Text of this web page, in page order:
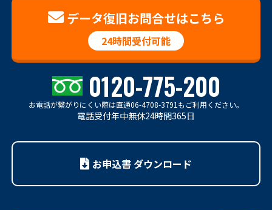
データ復旧お問合せはこちら
24時間受付可能
0120-775-200
お電話が繋がりにくい際は直通06-4708-3791もご利用ください。
電話受付年中無休24時間365日
お申込書 ダウンロード